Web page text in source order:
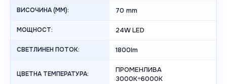
ВИСОЧИНА (MM): 70 mm
МОЩНОСТ: 24W LED
СВЕТЛИНЕН ПОТОК: 1800lm
ЦВЕТНА ТЕМПЕРАТУРА:
ПРОМЕНЛИВА
3000K÷6000K